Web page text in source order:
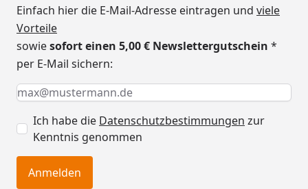
Einfach hier die E-Mail-Adresse eintragen und viele
Vorteile
sowiesofort einen 5,00 € Newslettergutschein *
per E-Mail sichern:
Keine Eingabe erforderlich
Eingabe erforderlich
E-Mail *
Ich habe die Datenschutzbestimmungen zur
Kenntnis genommen
Anmelden